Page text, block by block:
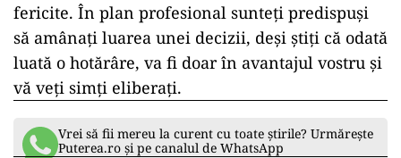
fericite. În plan profesional sunteți predispuși
să amânați luarea unei decizii, deși știți că odată
luată o hotărâre, va fi doar în avantajul vostru și
vă veți simți eliberați.
Vrei să fii mereu la curent cu toate știrile? Urmărește
Puterea.ro și pe canalul de WhatsApp